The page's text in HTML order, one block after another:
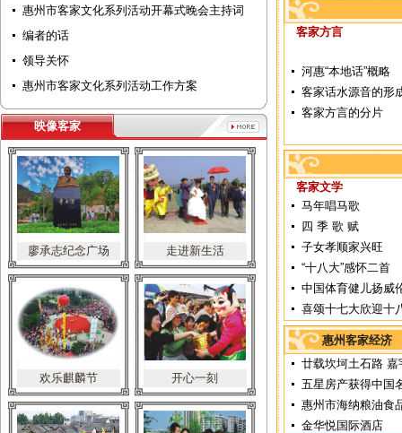
惠州市客家文化系列活动开幕式晚会主持词
编者的话
领导关怀
惠州市客家文化系列活动工作方案
映像客家
廖承志纪念广场 走进新生活
欢乐麒麟节 开心一刻
客家方言
河惠“本地话”概略
客家话水源音的形
客家方言的分片
客家文学
马年唱马歌
四 季 歌 赋
子女孝顺家兴旺
“十八大”感怀二首
中国体育健儿扬威
喜颂十七大欣迎十
惠州客家经济
廿载坎坷土石路 嘉
五星房产获得中国
惠州市海纳粮油食
金华悦国际酒店